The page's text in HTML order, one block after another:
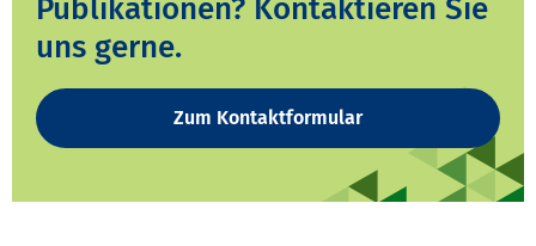
Publikationen? Kontaktieren Sie
uns gerne.
Zum Kontaktformular